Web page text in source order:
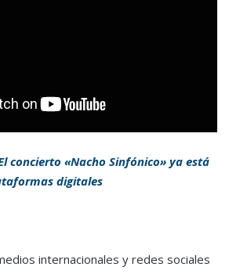
concierto «Nacho Sinfónico» ya está
digitales
internacionales y redes sociales